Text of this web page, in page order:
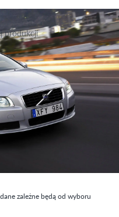
produkcji
zależne będą od wyboru